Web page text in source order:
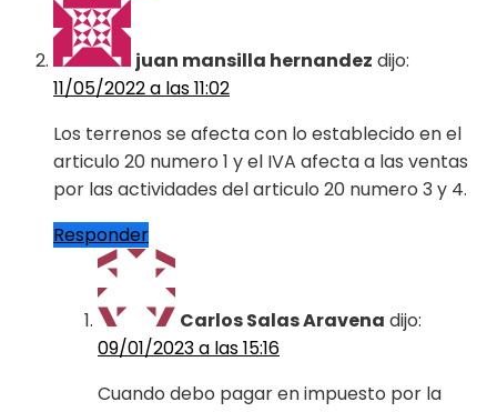
juan mansilla hernandez dijo:
11/05/2022 a las 11:02
Los terrenos se afecta con lo establecido en el
articulo 20 numero 1 y el IVA afecta a las ventas
por las actividades del articulo 20 numero 3 y 4.
Responder
Carlos Salas Aravena dijo:
09/01/2023 a las 15:16
Cuando debo pagar en impuesto por la